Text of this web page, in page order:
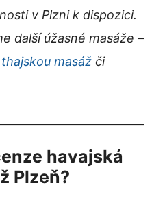
v Plzni k dispozici.
další úžasné masáže –
thajskou masáž či
havajská
Plzeň?